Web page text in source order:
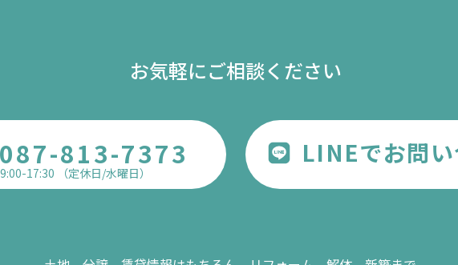
お気軽にご相談ください
087-813-7373
9:00-17:30 （定休日/水曜日）
LINEでお問